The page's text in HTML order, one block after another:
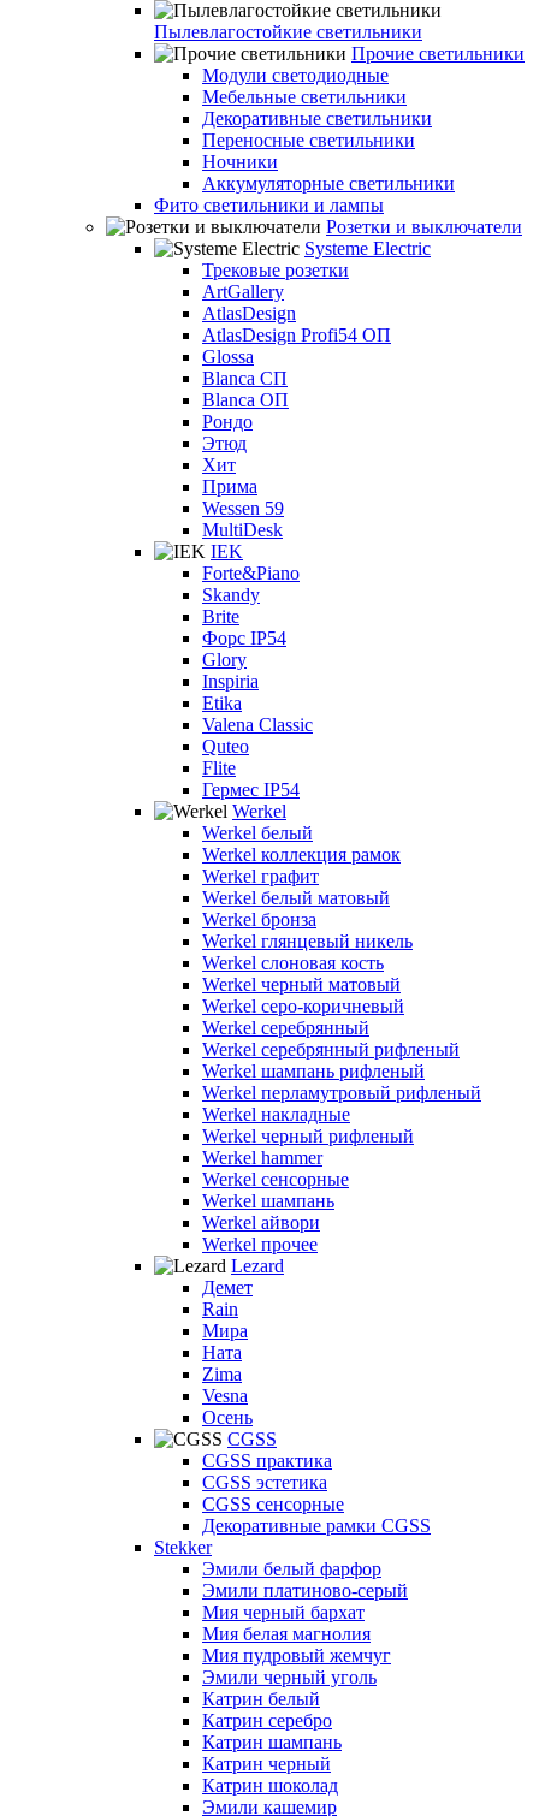
Пылевлагостойкие светильники
Прочие светильники
Модули светодиодные
Мебельные светильники
Декоративные светильники
Переносные светильники
Ночники
Аккумуляторные светильники
Фито светильники и лампы
Розетки и выключатели
Systeme Electric
Трековые розетки
ArtGallery
AtlasDesign
AtlasDesign Profi54 ОП
Glossa
Blanca СП
Blanca ОП
Рондо
Этюд
Хит
Прима
Wessen 59
MultiDesk
IEK
Forte&Piano
Skandy
Brite
Форс IP54
Glory
Inspiria
Etika
Valena Classic
Quteo
Flite
Гермес IP54
Werkel
Werkel белый
Werkel коллекция рамок
Werkel графит
Werkel белый матовый
Werkel бронза
Werkel глянцевый никель
Werkel слоновая кость
Werkel черный матовый
Werkel серо-коричневый
Werkel серебрянный
Werkel серебрянный рифленый
Werkel шампань рифленый
Werkel перламутровый рифленый
Werkel накладные
Werkel черный рифленый
Werkel hammer
Werkel сенсорные
Werkel шампань
Werkel айвори
Werkel прочее
Lezard
Демет
Rain
Мира
Ната
Zima
Vesna
Осень
CGSS
CGSS практика
CGSS эстетика
CGSS сенсорные
Декоративные рамки CGSS
Stekker
Эмили белый фарфор
Эмили платиново-серый
Мия черный бархат
Мия белая магнолия
Мия пудровый жемчуг
Эмили черный уголь
Катрин белый
Катрин серебро
Катрин шампань
Катрин черный
Катрин шоколад
Эмили кашемир